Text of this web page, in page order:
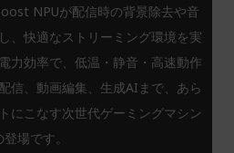
NPUが配信時の背景除去や音
、快適なストリーミング環境を実
力効率で、低温・静音・高速動作
信、動画編集、生成AIまで、あら
にこなす次世代ゲーミングマシン
登場です。